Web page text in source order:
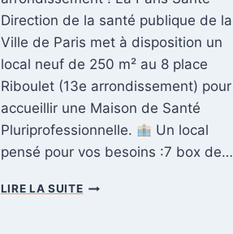
Direction de la santé publique de la
Ville de Paris met à disposition un
local neuf de 250 m² au 8 place
Riboulet (13e arrondissement) pour
accueillir une Maison de Santé
Pluriprofessionnelle.
Un local
pensé pour vos besoins :7 box de…
LIRE LA SUITEP